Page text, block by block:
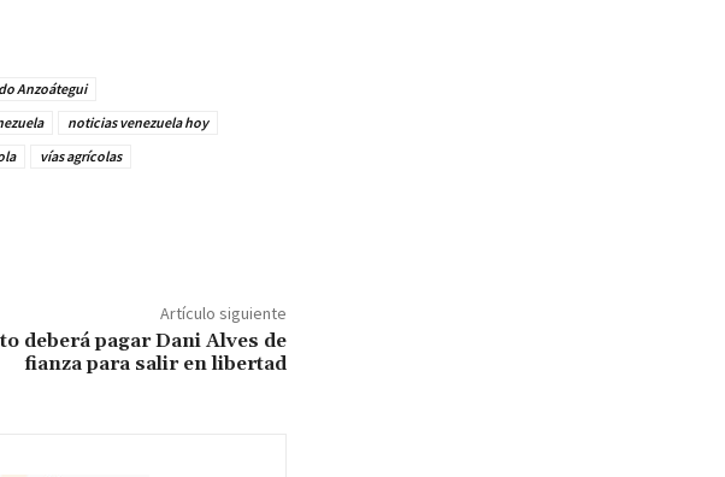
Anzoátegui
noticias venezuela hoy
vías agrícolas
Artículo siguiente
deberá pagar Dani Alves de
fianza para salir en libertad